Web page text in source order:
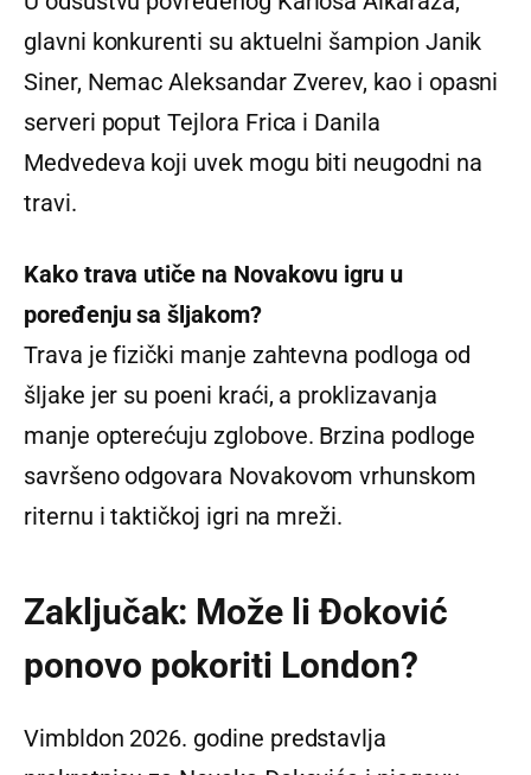
glavni konkurenti su aktuelni šampion Janik
Siner, Nemac Aleksandar Zverev, kao i opasni
serveri poput Tejlora Frica i Danila
Medvedeva koji uvek mogu biti neugodni na
travi.
Kako trava utiče na Novakovu igru u
poređenju sa šljakom?
Trava je fizički manje zahtevna podloga od
šljake jer su poeni kraći, a proklizavanja
manje opterećuju zglobove. Brzina podloge
savršeno odgovara Novakovom vrhunskom
riternu i taktičkoj igri na mreži.
Zaključak: Može li Đoković
ponovo pokoriti London?
Vimbldon 2026. godine predstavlja